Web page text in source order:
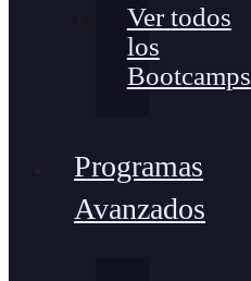
Ver todos
los
Bootcamps
Programas
Avanzados